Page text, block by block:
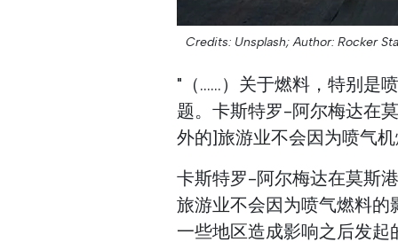
Credits: Unsplash; Author: Rocker
"（......）关于燃料，特别是
题。卡斯特罗-阿尔梅达在
外的]旅游业不会因为喷气
卡斯特罗-阿尔梅达在莫斯
旅游业不会因为喷气燃料
一些地区造成影响之后发